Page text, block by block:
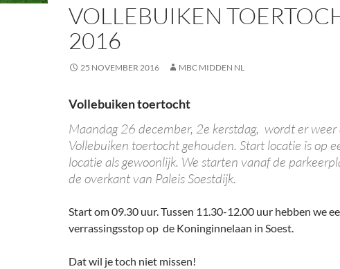
VOLLEBUIKEN
2016
25 NOVEMBER 2016 MBC MIDDEN NL
Vollebuiken toertocht
Maandag 26 december, 2e kerstdag, wordt er
Vollebuiken toertocht gehouden. Start locatie is op
locatie als gewoonlijk. We starten vanaf de
de overkant van Paleis Soestdijk.
Start om 09.30 uur. Tussen 11.30-12.00 uur hebben we
verrassingsstop op de Koninginnelaan in Soest.
Dat wil je toch niet missen!